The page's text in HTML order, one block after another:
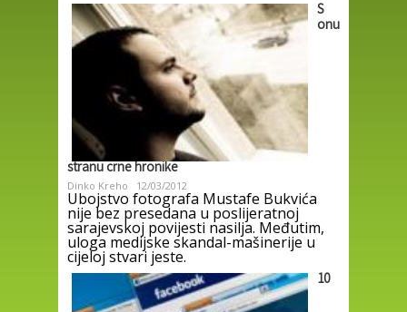
S
onu
stranu crne hronike
Dinko Kreho 12/03/2012
Ubojstvo fotografa Mustafe Bukvića
nije bez presedana u poslijeratnoj
sarajevskoj povijesti nasilja. Međutim,
uloga medijske skandal-mašinerije u
cijeloj stvari jeste.
10